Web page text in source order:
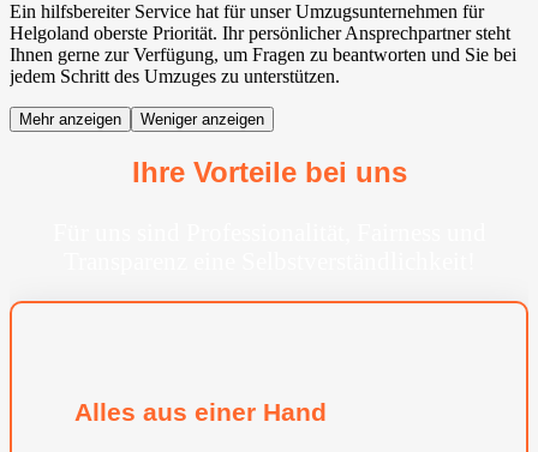
Ein hilfsbereiter Service hat für unser Umzugsunternehmen für
Helgoland oberste Priorität. Ihr persönlicher Ansprechpartner steht
Ihnen gerne zur Verfügung, um Fragen zu beantworten und Sie bei
jedem Schritt des Umzuges zu unterstützen.
Mehr anzeigen Weniger anzeigen
Ihre Vorteile bei uns
Alles aus einer Hand